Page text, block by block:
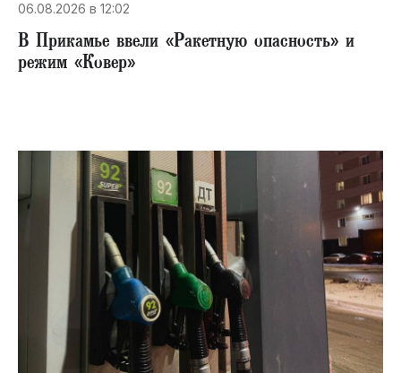
06.08.2026 в 12:02
В Прикамье ввели «Ракетную опасность» и
режим «Ковер»